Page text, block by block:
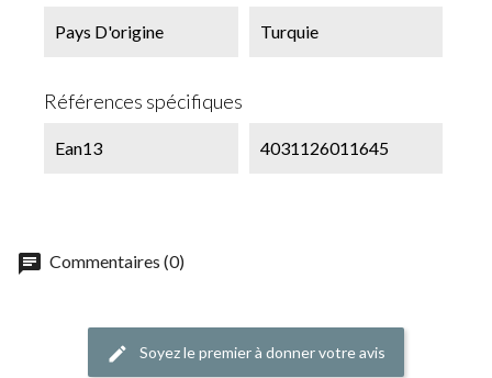
Pays D'origine Turquie
Références spécifiques
Ean13 4031126011645
chat Commentaires (0)
edit Soyez le premier à donner votre avis